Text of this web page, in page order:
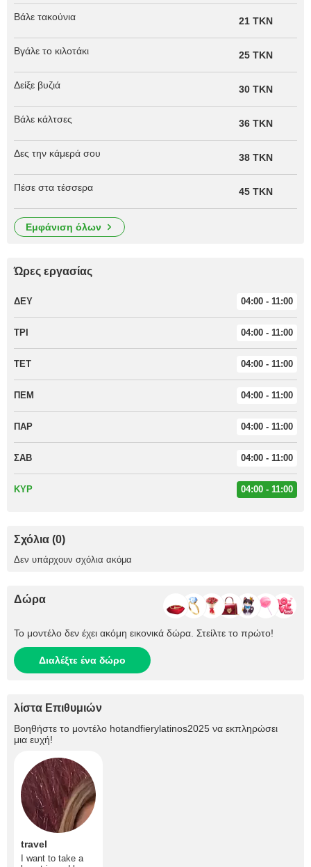
Βάλε τακούνια 21 TKN
Βγάλε το κιλοτάκι 25 TKN
Δείξε βυζιά 30 TKN
Βάλε κάλτσες 36 TKN
Δες την κάμερά σου 38 TKN
Πέσε στα τέσσερα 45 TKN
εμφάνιση όλων
Ώρες εργασίας
ΔΕΥ 04:00 - 11:00
ΤΡΙ 04:00 - 11:00
ΤΕΤ 04:00 - 11:00
ΠΕΜ 04:00 - 11:00
ΠΑΡ 04:00 - 11:00
ΣΑΒ 04:00 - 11:00
ΚΥΡ 04:00 - 11:00
Σχόλια (0)
Δεν υπάρχουν σχόλια ακόμα
Δώρα
Το μοντέλο δεν έχει ακόμη εικονικά δώρα. Στείλτε το πρώτο!
Διαλέξτε ένα δώρο
λίστα Επιθυμιών
Βοηθήστε το μοντέλο hotandfierylatinos2025 να εκπληρώσει
μια ευχή!
travel
I want to take a